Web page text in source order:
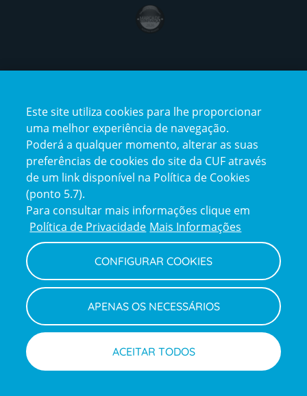
award4
certification2certification3
Reclamações
e
elogios
Policy
Política de Privacidade e Cookies
Termos e Condições
Declaração de Acessibilidade
Canal de Denúncias
Informações legais
Este site utiliza cookies para lhe proporcionar
uma melhor experiência de navegação.
Poderá a qualquer momento, alterar as suas
preferências de cookies do site da CUF através
de um link disponível na Política de Cookies
(ponto 5.7).
Para consultar mais informações clique em
Política de Privacidade Mais Informações
CONFIGURAR COOKIES
APENAS OS NECESSÁRIOS
ACEITAR TODOS